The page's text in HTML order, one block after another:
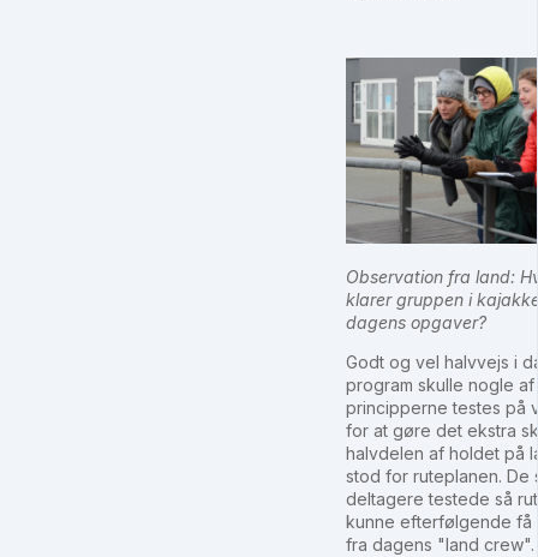
Observation fra land:
klarer gruppen i
dagens opgaver?
Godt og vel halvvejs i
program skulle nogle af
principperne testes på
for at gøre det ekstra
halvdelen af holdet på
stod for ruteplanen. De
deltagere testede så
kunne efterfølgende
fra dagens "land crew".